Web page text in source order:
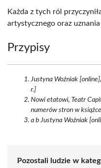
Każda z tych ról
artystycznego oraz
Przypisy
Justyna Woźniak
r.]
Nowi etatowi, Teatr
numerów stron w książce
a b Justyna Woźniak
Pozostali ludzie w